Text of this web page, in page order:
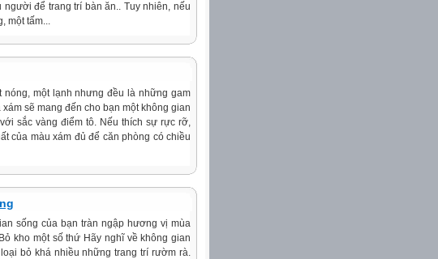
để trang trí bàn ăn.. Tuy nhiên, nếu
một tấm...
một lạnh nhưng đều là những gam
sẽ mang đến cho bạn một không gian
sắc vàng điểm tô. Nếu thích sự rực rỡ,
của màu xám đủ để căn phòng có chiều
sống của bạn tràn ngập hương vị mùa
kho một số thứ Hãy nghĩ về không gian
bỏ khá nhiều những trang trí rườm rà.